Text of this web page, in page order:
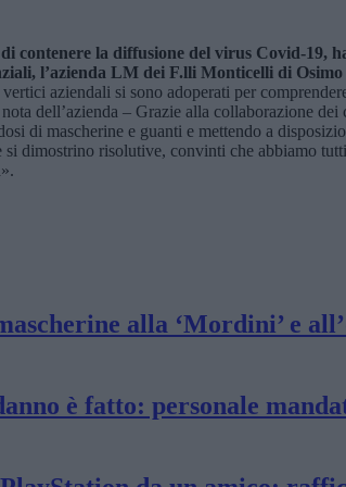
contenere la diffusione del virus Covid-
l’azienda LM dei F.lli Monticelli di
aziendali si sono adoperati per
dell’azienda – Grazie alla collaborazione
di mascherine e guanti e mettendo a
dimostrino risolutive, convinti che abbiamo
alla ‘Mordini’ e
è fatto: personale